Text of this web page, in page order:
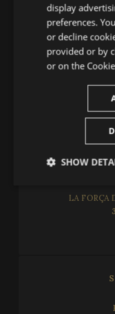
UN
LA FORÇA
display
preferences.
or decline
provided or by
or on the
SHOW
necessary